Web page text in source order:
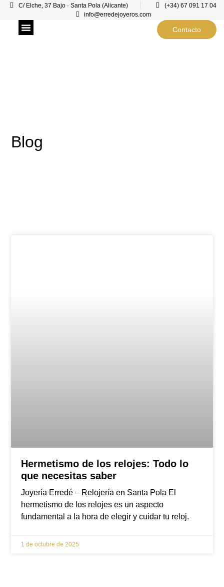
C/ Elche, 37 Bajo · Santa Pola (Alicante)
(+34) 67 091 17 04
info@erredejoyeros.com
Contacto
Blog
Hermetismo de los relojes: Todo lo
que necesitas saber
Joyería Erredé – Relojería en Santa Pola El
hermetismo de los relojes es un aspecto
fundamental a la hora de elegir y cuidar tu reloj.
1 de octubre de 2025